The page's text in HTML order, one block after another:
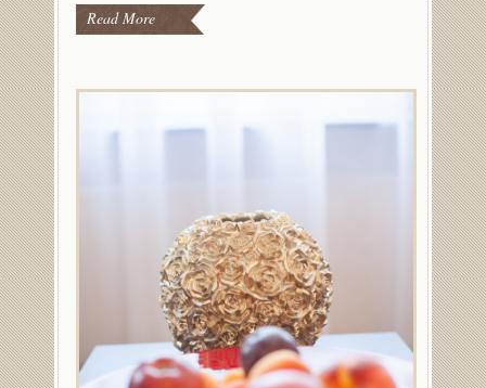
Read More